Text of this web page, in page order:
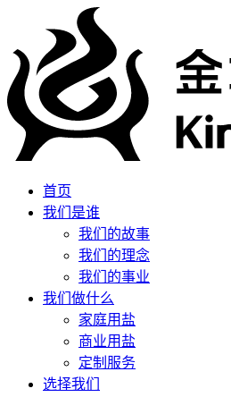
首页
我们是谁
我们的故事
我们的理念
我们的事业
我们做什么
家庭用盐
商业用盐
定制服务
选择我们